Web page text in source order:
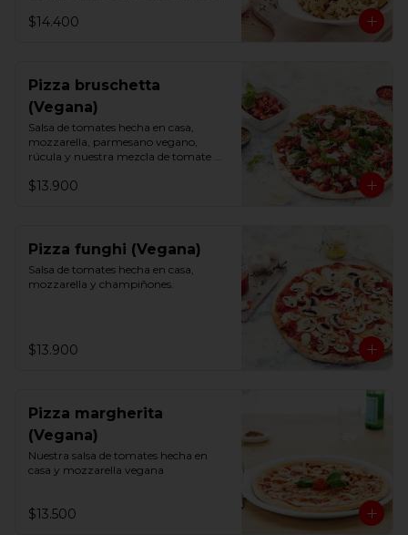
$14.400
Pizza bruschetta
(Vegana)
Salsa de tomates hecha en casa,
mozzarella, parmesano vegano,
rúcula y nuestra mezcla de tomate
$13.900
Pizza funghi (Vegana)
Salsa de tomates hecha en casa,
mozzarella y champiñones.
$13.900
Pizza margherita
(Vegana)
Nuestra salsa de tomates hecha en
casa y mozzarella vegana
$13.500